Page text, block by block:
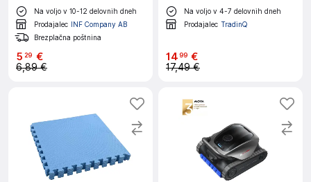
Na voljo v 10-12 delovnih dneh
Prodajalec INF Company AB
Brezplačna poštnina
5 29 €
6,89 €
Na voljo v 4-7 delovnih dneh
Prodajalec TradinQ
1499 €
17,49 €